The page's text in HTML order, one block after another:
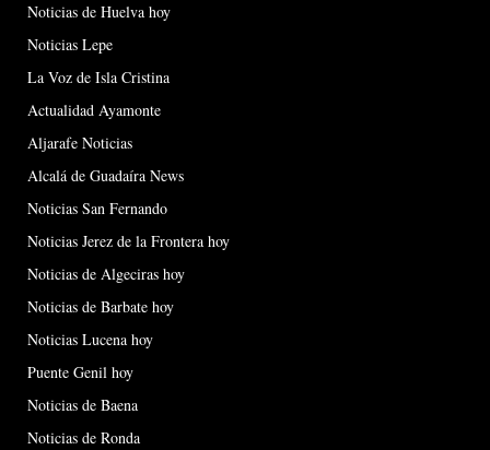
Noticias de Huelva hoy
Noticias Lepe
La Voz de Isla Cristina
Actualidad Ayamonte
Aljarafe Noticias
Alcalá de Guadaíra News
Noticias San Fernando
Noticias Jerez de la Frontera hoy
Noticias de Algeciras hoy
Noticias de Barbate hoy
Noticias Lucena hoy
Puente Genil hoy
Noticias de Baena
Noticias de Ronda